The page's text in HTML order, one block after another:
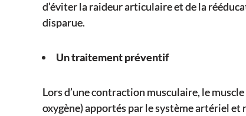
d’éviter la raideur articulaire et de la
disparue.
Un traitement préventif
Lors d’une contraction musculaire, le
oxygène) apportés par le système artériel